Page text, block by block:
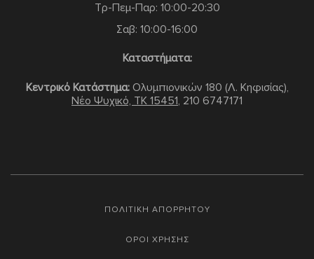
Τρ-Πεμ-Παρ: 10:00-20:30
Σαβ: 10:00-16:00
Καταστήματα:
Κεντρικό Κατάστημα:Ολυμπιονικών 180 (Λ. Κηφισίας),
Νέο Ψυχικό, TK 15451, 210 6747171
ΠΟΛΙΤΙΚΗ ΑΠΟΡΡΗΤΟΥ
ΟΡΟΙ ΧΡΗΣΗΣ